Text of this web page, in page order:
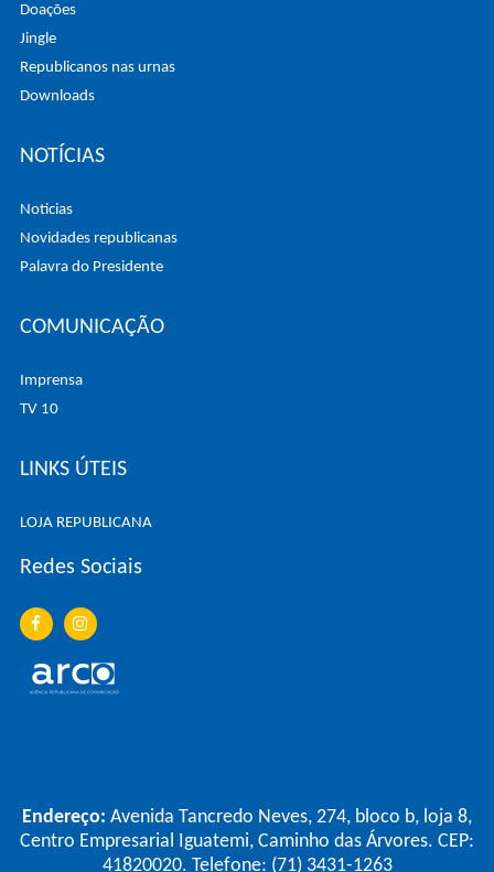
Doações
Jingle
Republicanos nas urnas
Downloads
NOTÍCIAS
Noticias
Novidades republicanas
Palavra do Presidente
COMUNICAÇÃO
Imprensa
TV 10
LINKS ÚTEIS
LOJA REPUBLICANA
Redes Sociais
Endereço: Avenida Tancredo Neves, 274, bloco b, loja 8,
Centro Empresarial Iguatemi, Caminho das Árvores. CEP:
41820020. Telefone: (71) 3431-1263